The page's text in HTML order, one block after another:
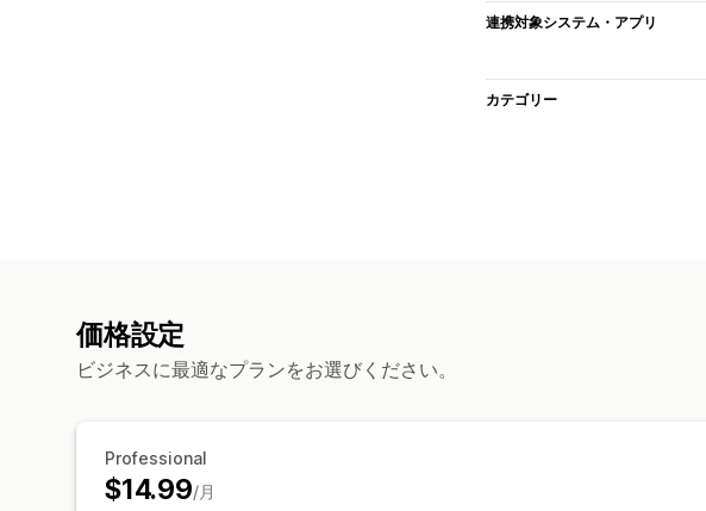
連携対象システム・アプリ
カテゴリー
価格設定
ビジネスに最適なプランをお選びください。
Professional
$14.99/月